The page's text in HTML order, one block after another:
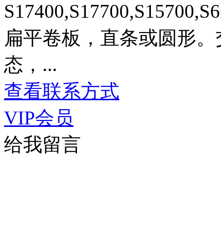
扁平卷板，直条或圆形
态，...
查看联系方式
VIP会员
给我留言